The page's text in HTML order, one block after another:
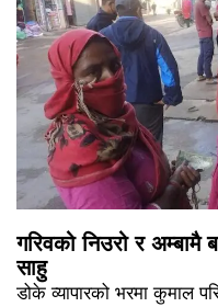
गरिवको निउरो र अम्बामै
साहु
डोके व्यापारको भरमा कुमाल